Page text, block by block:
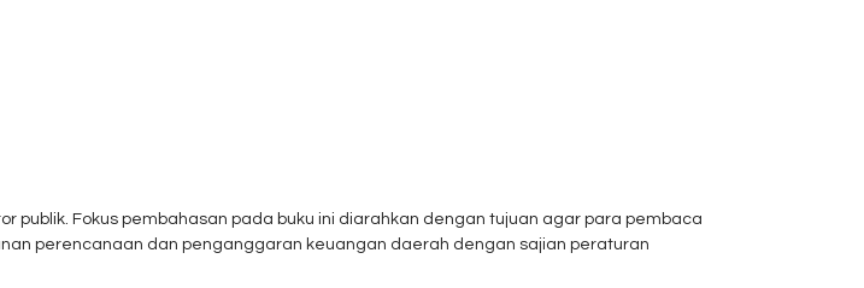
publik. Fokus pembahasan pada buku ini diarahkan dengan tujuan agar para pembaca
perencanaan dan penganggaran keuangan daerah dengan sajian peraturan